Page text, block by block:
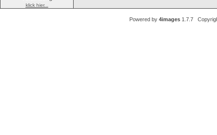
klick hier...
Powered by 4images1.7.7